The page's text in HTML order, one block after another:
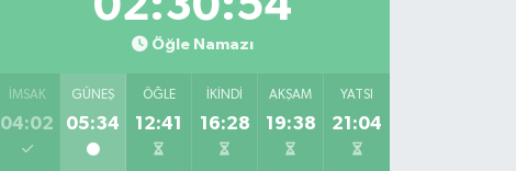
Öğle Namazı
İMSAK
04:02
GÜNEŞ
05:34
ÖĞLE
12:41
İKINDI
16:28
AKŞAM
19:38
YATSI
21:04